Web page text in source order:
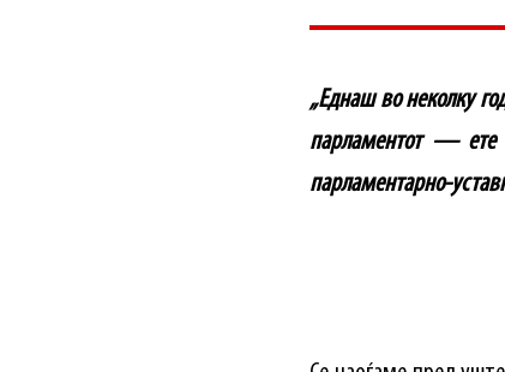
„Еднаш во неколку
парламентот — ете
парламентарно-